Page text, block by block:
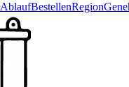
AblaufBestellenRegion